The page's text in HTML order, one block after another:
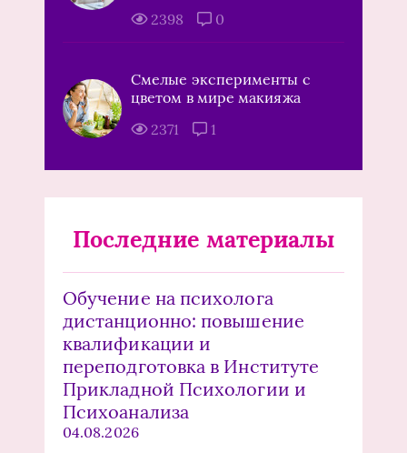
2398 0
Смелые эксперименты с
цветом в мире макияжа
2371
1
Последние материалы
Обучение на психолога
дистанционно: повышение
квалификации и
переподготовка в Институте
Прикладной Психологии и
Психоанализа
04.08.2026